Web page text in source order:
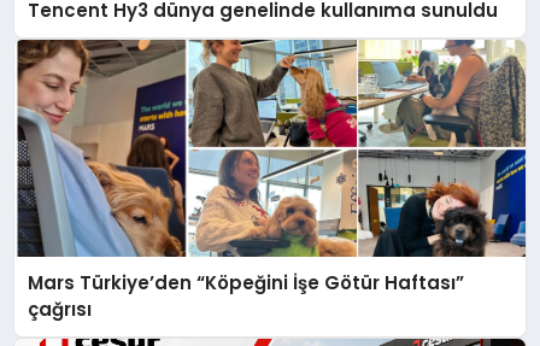
Tencent Hy3 dünya genelinde kullanıma sunuldu
Mars Türkiye’den “Köpeğini İşe Götür Haftası”
çağrısı